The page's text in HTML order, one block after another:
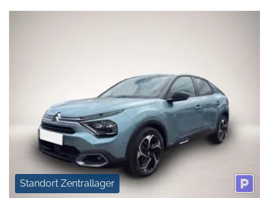
Standort Zentrallager